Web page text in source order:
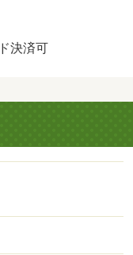
介手数料１．１０
イレ別／バルコニ
台／最上階／敷金
ロゼット／カード
回線／ネット使用
面駐車場／プロパ
対応物件／初期費
殿店（その他）ま
スターバックスコ
決済可